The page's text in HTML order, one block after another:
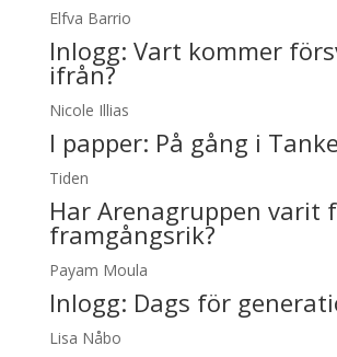
Elfva Barrio
Inlogg: Vart kommer
ifrån?
Nicole Illias
I papper: På gång i
Tiden
Har Arenagruppen varit
framgångsrik?
Payam Moula
Inlogg: Dags för
Lisa Nåbo